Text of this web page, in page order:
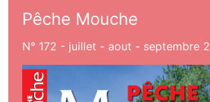
Pêche Mouche
N° 172 - juillet - aout - septembre